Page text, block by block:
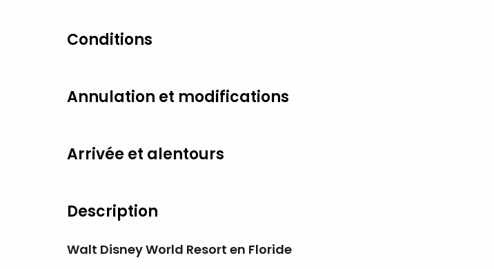
Conditions
Annulation et modifications
Arrivée et alentours
Description
Walt Disney World Resort en Floride